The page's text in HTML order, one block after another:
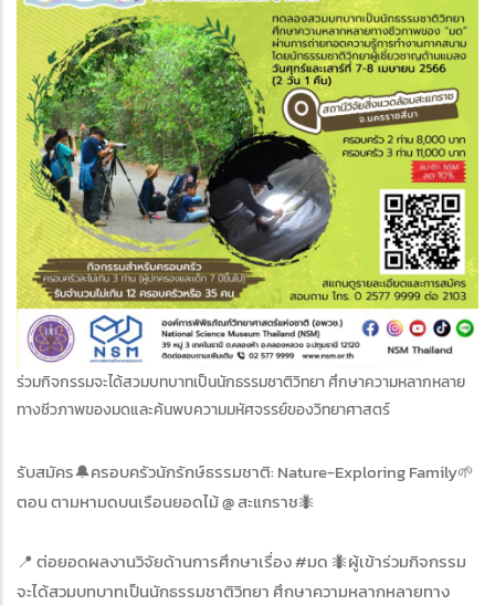
ร่วมกิจกรรมจะได้สวมบทบาทเป็นนักธรรมชาติวิทยา ศึกษาความหลากหลาย
ทางชีวภาพของมดและค้นพบความมหัศจรรย์ของวิทยาศาสตร์
รับสมัคร🔔ครอบครัวนักรักษ์ธรรมชาติ: Nature-Exploring Family🌱
ตอน ตามหามดบนเรือนยอดไม้ @ สะแกราช🐜
📍 ต่อยอดผลงานวิจัยด้านการศึกษาเรื่อง #มด 🐜ผู้เข้าร่วมกิจกรรม
จะได้สวมบทบาทเป็นนักธรรมชาติวิทยา ศึกษาความหลากหลายทาง